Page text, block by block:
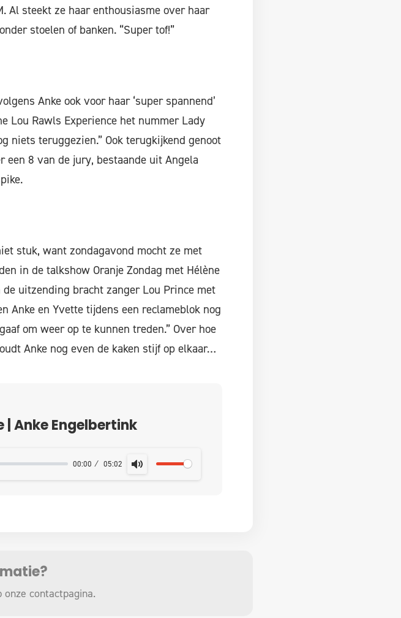
Al steekt ze haar enthousiasme over haar
stoelen of banken. “Super tof!”
Anke ook voor haar ‘super spannend’
Lou Rawls Experience het nummer Lady
niets teruggezien.” Ook terugkijkend genoot
een 8 van de jury, bestaande uit Angela
stuk, want zondagavond mocht ze met
in de talkshow Oranje Zondag met Hélène
uitzending bracht zanger Lou Prince met
Anke en Yvette tijdens een reclameblok nog
om weer op te kunnen treden.” Over hoe
Anke nog even de kaken stijf op elkaar…
| Anke Engelbertink
00:00 05:02 MUTE
onze contactpagina.